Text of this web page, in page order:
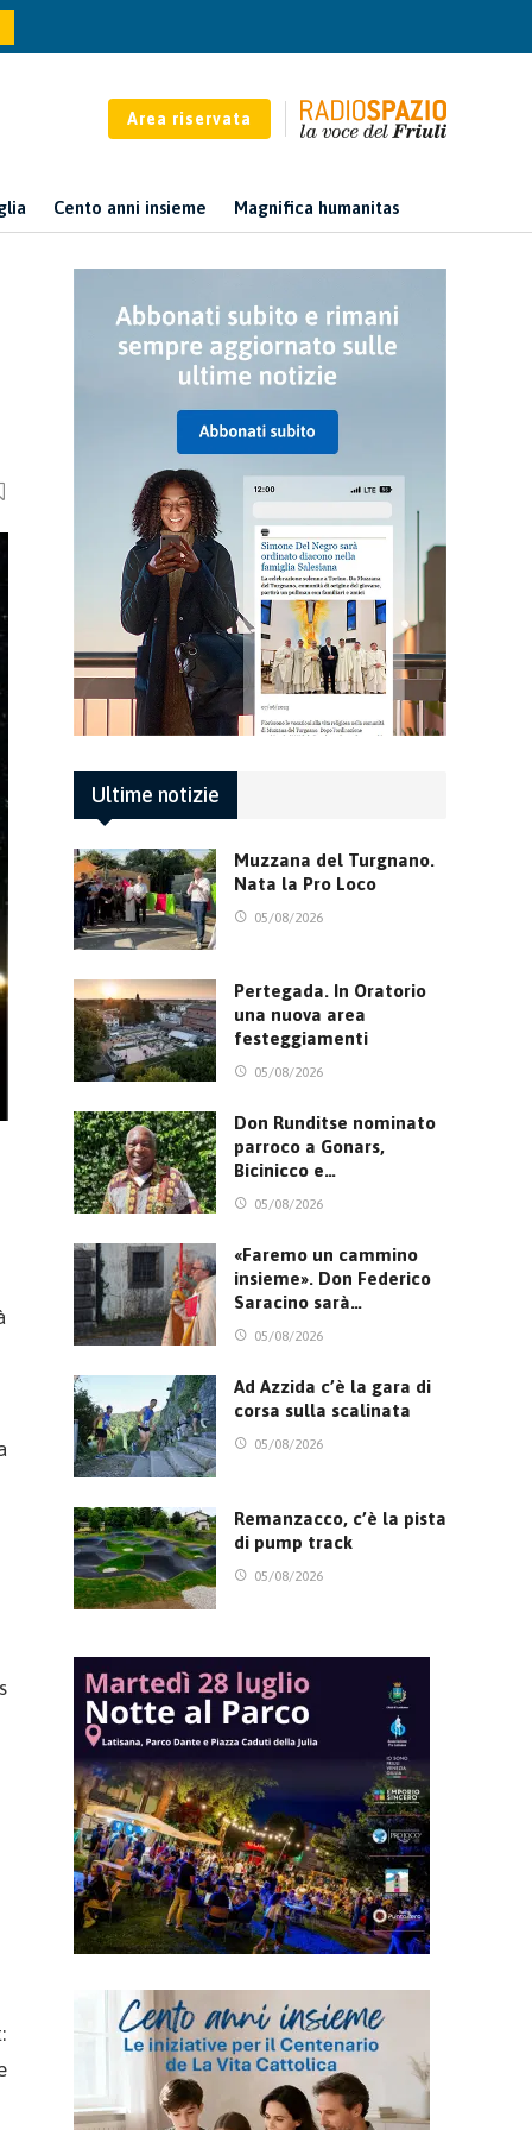
Area riservata
Cento anni insieme Magnifica humanitas
Ultime notizie
Muzzana del Turgnano.
Nata la Pro Loco
05/08/2026
Pertegada. In Oratorio
una nuova area
festeggiamenti
05/08/2026
Don Runditse nominato
parroco a Gonars,
Bicinicco e…
05/08/2026
«Faremo un cammino
insieme». Don Federico
Saracino sarà…
05/08/2026
Ad Azzida c’è la gara di
corsa sulla scalinata
05/08/2026
Remanzacco, c’è la pista
di pump track
05/08/2026